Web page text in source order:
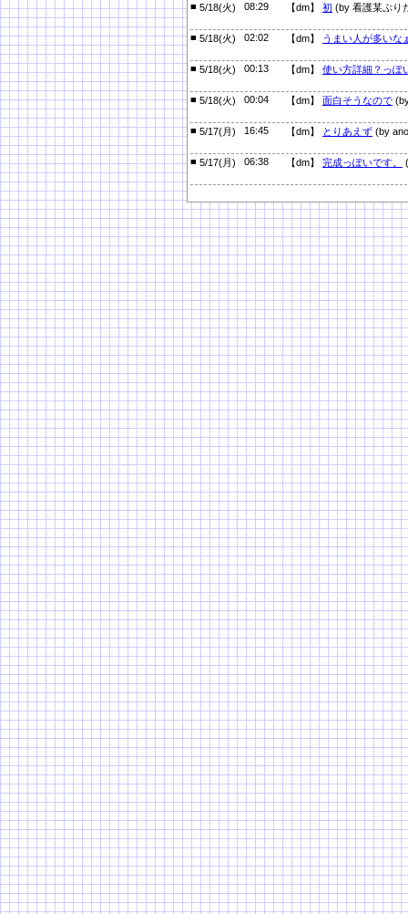
■ 5/18(火) 08:29 【dm】 初 (by 看護某ぷり
■ 5/18(火) 02:02 【dm】 うまい人が多いな
■ 5/18(火) 00:13 【dm】 使い方詳細？っぽ
■ 5/18(火) 00:04 【dm】 面白そうなので
■ 5/17(月) 16:45 【dm】 とりあえず (by
■ 5/17(月) 06:38 【dm】 完成っぽいです。